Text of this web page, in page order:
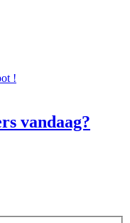
!
vandaag?